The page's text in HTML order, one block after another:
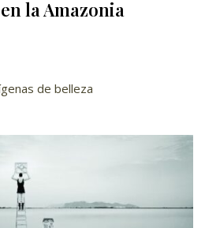
la Amazonia
de belleza